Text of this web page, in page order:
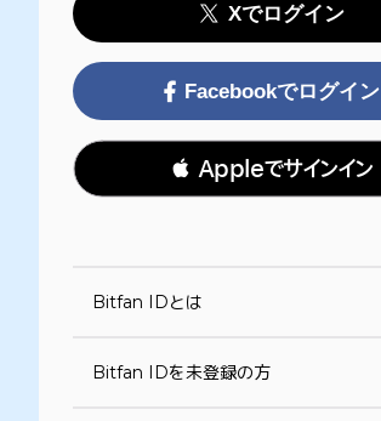
Xでログイン
Facebookでログイン
 Appleでサインイン
Bitfan IDとは
Bitfan IDを未登録の方